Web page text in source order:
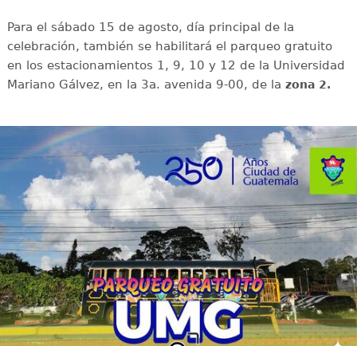
Para el sábado 15 de agosto, día principal de la
celebración, también se habilitará el parqueo gratuito
en los estacionamientos 1, 9, 10 y 12 de la Universidad
Mariano Gálvez, en la 3a. avenida 9-00, de la zona 2.